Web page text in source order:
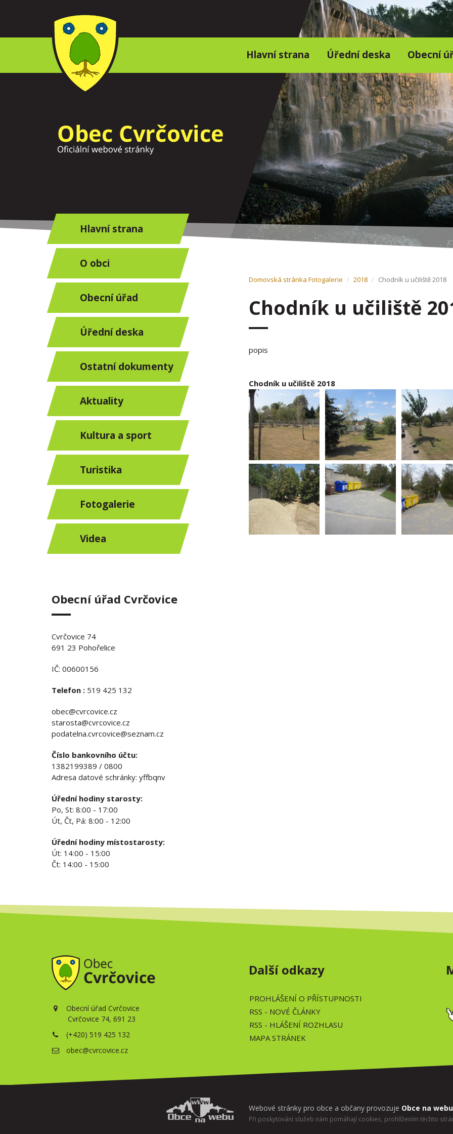
Hlavní strana Úřední deska Obecní
Hlavní strana
O obci
Obecní úřad
Úřední deska
Ostatní dokumenty
Aktuality
Kultura a sport
Turistika
Fotogalerie
Videa
Obecní úřad Cvrčovice
Cvrčovice 74
691 23 Pohořelice
IČ: 00600156
Telefon : 519 425 132
obec@cvrcovice.cz
starosta@cvrcovice.cz
podatelna.cvrcovice@seznam.cz
Číslo bankovního účtu:
1382199389 / 0800
Adresa datové schránky: yffbqnv
Úřední hodiny starosty:
Po, St: 8:00 - 17:00
Út, Čt, Pá: 8:00 - 12:00
Úřední hodiny místostarosty:
Út: 14:00 - 15:00
Čt: 14:00 - 15:00
Domovská stránka Fotogalerie 2018 Chodník u učiliště 2018
Chodník u učiliště
popis
Chodník u učiliště 2018
Obecní úřad Cvrčovice
Cvrčovice 74, 691 23
(+420) 519 425 132
obec@cvrcovice.cz
Další odkazy
PROHLÁŠENÍ O PŘÍSTUPNOSTI
RSS - NOVÉ ČLÁNKY
RSS - HLÁŠENÍ ROZHLASU
MAPA STRÁNEK
Webové stránky pro obce a občany provozuje Obce na
Při poskytování služeb nám pomáhají cookies, prohlížením těchto